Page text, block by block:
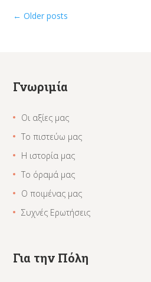
← Older posts
Γνωριμία
Οι αξίες μας
Το πιστεύω μας
Η ιστορία μας
Το όραμά μας
Ο ποιμένας μας
Συχνές Ερωτήσεις
Για την Πόλη